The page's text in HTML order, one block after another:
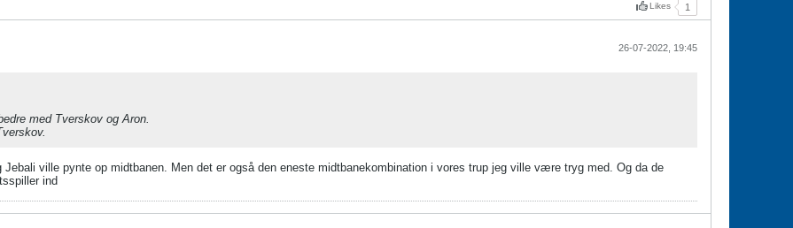
Likes 1
26-07-2022, 19:45
med Tverskov og Aron.
ville pynte op midtbanen. Men det er også den eneste midtbanekombination i vores trup jeg ville være tryg med. Og da de
ind